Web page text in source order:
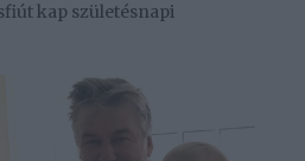
kap születésnapi